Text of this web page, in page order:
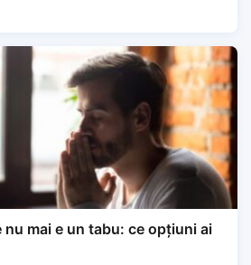
nu mai e un tabu: ce opțiuni ai